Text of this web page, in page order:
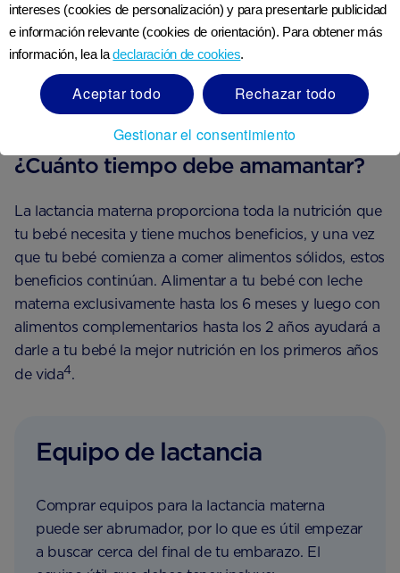
Recuerda, una vez que tu bebé esté lleno, se quitará el
pecho. Algunos bebés naturalmente se toman un
descanso durante la toma, por lo que siempre es una
buena idea esperar un poco para ver si solo está
descansando o si realmente está lleno .
¿Cuánto tiempo debe amamantar?
La lactancia materna proporciona toda la nutrición que
tu bebé necesita y tiene muchos beneficios, y una vez
que tu bebé comienza a comer alimentos sólidos, estos
beneficios continúan. Alimentar a tu bebé con leche
materna exclusivamente hasta los 6 meses y luego con
alimentos complementarios hasta los 2 años ayudará a
darle a tu bebé la mejor nutrición en los primeros años
de vida4.
Equipo de lactancia
Comprar equipos para la lactancia materna
puede ser abrumador, por lo que es útil empezar
a buscar cerca del final de tu embarazo. El
intereses (cookies de personalización) y para presentarle publicidad
e información relevante (cookies de orientación). Para obtener más
información, lea ladeclaración de cookies.
Aceptar todo
Rechazar todo
Gestionar el consentimiento